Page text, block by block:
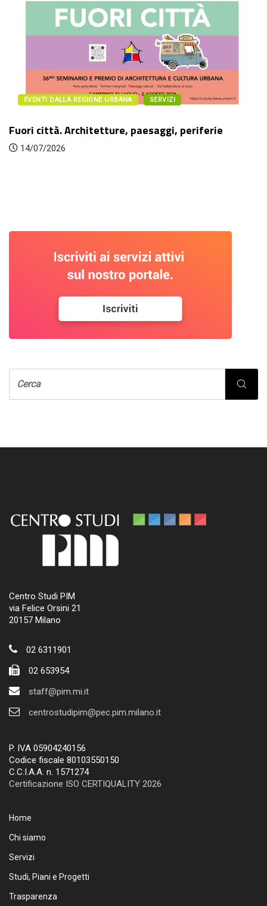
EVENTI DALLA REGIONE URBANA SERVIZI
Fuori città. Architetture, paesaggi, periferie
14/07/2026
Centro Studi PIM
via Felice Orsini 21
20157 Milano
02 6311901
02 653954
staff@pim.mi.it
centrostudipim@pec.pim.milano.it
P. IVA 05904240156
Codice fiscale 80103550150
C.C.I.A.A. n. 1571274
Certificazione ISO CERTIQUALITY 2026
Home
Chi siamo
Servizi
Studi, Piani e Progetti
Trasparenza